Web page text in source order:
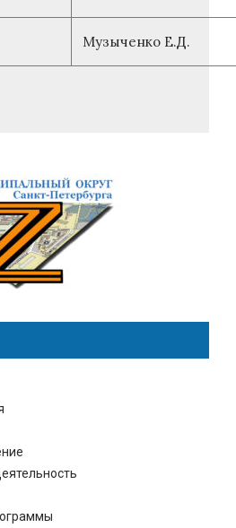
Музыченко Е.Д.